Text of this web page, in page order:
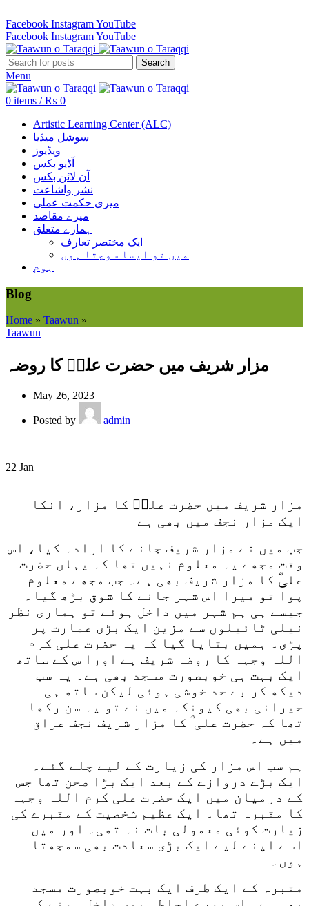
Facebook InstagramYouTube
Facebook InstagramYouTube
Search
Menu
0 items / ₨ 0
Artistic Learning Center (ALC)
سوشل میڈیا
ویڈیوز
آڈیو بکس
آن لائن بکس
نشر واشاعت
میری حکمت عملی
میرے مقاصد
ہمارے متعلق
ایک مختصر تعارف
میں تو ایسا سوچتا ہوں
ہوم
Blog
Home » Taawun »
Taawun
مزار شریف میں حضرت علیؓ کا روضہ
May 26, 2023
Posted by admin
22 Jan
مزار شریف میں حضرت علیؓ کا مزار، انکا
ایک مزار نجف میں بھی ہے
جب میں نے مزار شریف جانے کا ارادہ کیا، اس
وقت مجھے یہ معلوم نہیں تھا کہ یہاں حضرت
علیؓ کا مزار شریف بھی ہے۔ جب مجھے معلوم
پوا تو میرا اس شہر جانے کا شوق بڑھ گیا۔
جیسے ہی ہم شہر میں داخل ہوئے تو ہماری نظر
نیلی ٹائیلوں سے مزین ایک بڑی عمارت پر
پڑی۔ ہمیں بتایا گیا کہ یہ حضرت علی کرم
اللہ وجہہ کا روضہ شریف ہے اورا س کے ساتھ
ایک بہت ہی خوبصورت مسجد بھی ہے۔ یہ سب
دیکھ کر بے حد خوشی ہوئی لیکن ساتھ ہی
حیرانی بھی کیونکہ میں نے تو یہ سن رکھا
تھا کہ حضرت علی ؓ کا مزار شریف نجف عراق
میں ہے۔
ہم سب اس مزار کی زیارت کے لیے چلے گئے۔
ایک بڑے دروازے کے بعد ایک بڑا صحن تھا جس
کے درمیان میں ایک حضرت علی کرم اللہ وجہہ
کا مقبرہ تھا۔ ایک عظیم شخصیت کے مقبرے کی
زیارت کوئی معمولی بات نہ تھی۔ اور میں
اسے اپنے لیے ایک بڑی سعادت بھی سمجھتا
ہوں۔
مقبرہ کے ایک طرف ایک بہت خوبصورت مسجد